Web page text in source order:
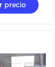
precio